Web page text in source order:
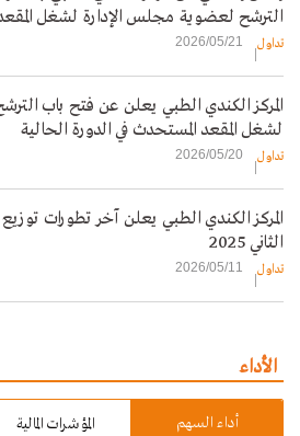
الترشح لعضوية مجلس الإدارة لشغل
الحالية
تداول 2026/05/21
المركز الكندي الطبي يعلن عن فتح باب
لشغل المقعد المستحدث في الدورة الحالية
تداول 2026/05/20
المركز الكندي الطبي يعلن آخر تطورات
الثاني 2025
تداول 2026/05/11
الأداء
أداء السهم المؤشرات المالية